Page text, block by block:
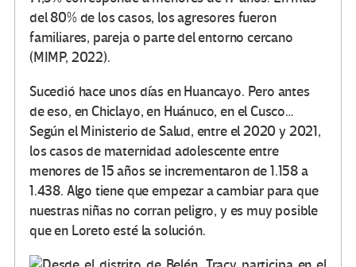
del 80% de los casos, los agresores fueron
familiares, pareja o parte del entorno cercano
(MIMP, 2022).
Sucedió hace unos días en Huancayo. Pero antes
de eso, en Chiclayo, en Huánuco, en el Cusco…
Según el Ministerio de Salud, entre el 2020 y 2021,
los casos de maternidad adolescente entre
menores de 15 años se incrementaron de 1.158 a
1.438. Algo tiene que empezar a cambiar para que
nuestras niñas no corran peligro, y es muy posible
que en Loreto esté la solución.